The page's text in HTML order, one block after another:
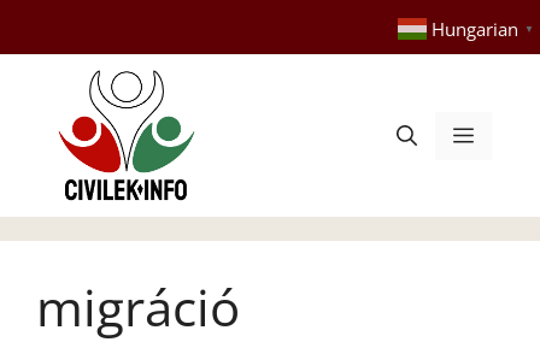
tartalomba
Hungarian ▼
Menü
migráció